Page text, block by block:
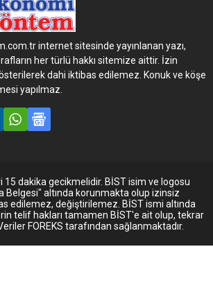
15
Çiçek
internet sitesinde yayınlanan yazı,
her türlü hakkı sitemize aittir. İzin
dahi iktibas edilemez. Konuk ve köşe
yapılmaz.
15 dakika gecikmelidir. BİST isim ve logosu
Belgesi" altında korunmakta olup izinsiz
edilemez, değiştirilemez. BİST ismi altında
telif hakları tamamen BİST'e ait olup, tekrar
FOREKS tarafından sağlanmaktadır.